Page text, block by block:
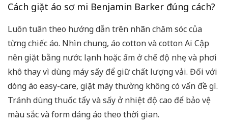
Cách giặt áo sơ mi Benjamin Barker đúng cách?
Luôn tuân theo hướng dẫn trên nhãn chăm sóc của
từng chiếc áo. Nhìn chung, áo cotton và cotton Ai Cập
nên giặt bằng nước lạnh hoặc ấm ở chế độ nhẹ và phơi
khô thay vì dùng máy sấy để giữ chất lượng vải. Đối với
dòng áo easy-care, giặt máy thường không có vấn đề gì.
Tránh dùng thuốc tẩy và sấy ở nhiệt độ cao để bảo vệ
màu sắc và form dáng áo theo thời gian.